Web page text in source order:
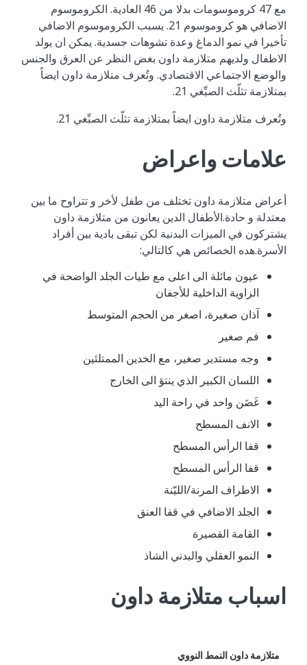
مع 47 كروموسومات بدلا من 46 العادية. الكروموسوم
الاضافي هو كروموسوم 21. يسبب الكروموسوم الاضافي
تأخيرا في نمو الدماغ وعدة تشوهات جسدية. يمكن ان يولد
الاطفال ولديهم متلازمة داون بغض النظر عن العرق والجنس
والوضع الاجتماعي الاقتصادي. وتُعرف متلازمة داون ايضاً
بمتلازمة تثلّث الصبِّغي 21.
وتُعرف متلازمة داون ايضاً بمتلازمة تثلّث الصبِّغي 21.
علامات واعراض
أعراض متلازمة داون تختلف من طفل لأخر و تتراوح ما بين
معتدلة و حادة.الأطفال الدين يعانون من متلازمة داون
يشتركون في الميزات البدنية لكن تبقى بادية بين أفراد
الأسرة.هده الخصائص هي كالتالي:
عيون مائلة الى اعلى مع طيات الجلد الواضحة في
الزاوية الداخلية للأجفان
آذان صغيرة، اصغر من الحجم المتوسط
فم صغير
وجه مستدير صغير، مع الخدين الممتلئين
اللسان الكبير الذي ينتؤ الى الخارج
غَضَن واحد في راحة اليد
الانف المسطح
قفا الرأس المسطح
قفا الرأس المسطح
الاطراف المرنة/الليّنة
الجلد الاضافي في قفا العنق
القامة القصيرة
النمو العقلي والبدني الشاذ
اسباب متلازمة داون
متلازمة داون النمط النووي